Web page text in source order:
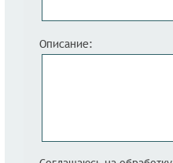
Описание: